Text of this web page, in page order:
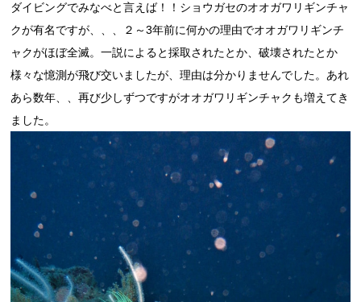
ダイビングでみなべと言えば！！ショウガセのオオガワリギンチャ
クが有名ですが、、、２～3年前に何かの理由でオオガワリギンチ
ャクがほぼ全滅。一説によると採取されたとか、破壊されたとか
様々な憶測が飛び交いましたが、理由は分かりませんでした。あれ
あら数年、、再び少しずつですがオオガワリギンチャクも増えてき
ました。